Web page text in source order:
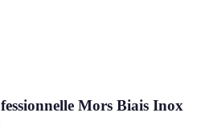
Mors Biais Inox